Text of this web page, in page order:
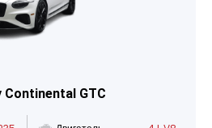
Continental GTC